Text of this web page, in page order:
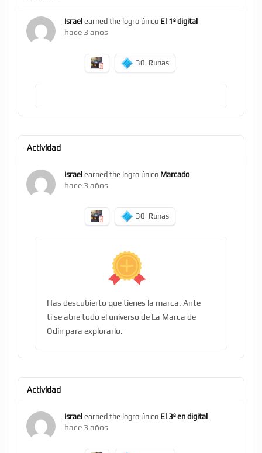
Israel earned the logro único El 1º digital
hace 3 años
30 Runas
Actividad
Israel earned the logro único Marcado
hace 3 años
30 Runas
Has descubierto que tienes la marca. Ante
ti se abre todo el universo de La Marca de
Odín para explorarlo.
Actividad
Israel earned the logro único El 3º en digital
hace 3 años